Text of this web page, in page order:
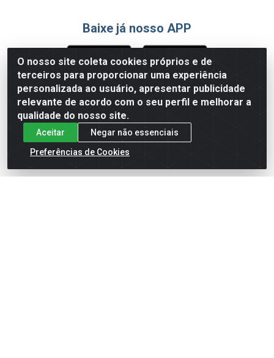
O nosso site coleta cookies próprios e de
terceiros para proporcionar uma experiência
personalizada ao usuário, apresentar publicidade
relevante de acordo com o seu perfil e melhorar a
qualidade do nosso site.
Aceitar
Negar não essenciais
Preferências de Cookies
Baixe já nosso APP
Formas de Pagamento